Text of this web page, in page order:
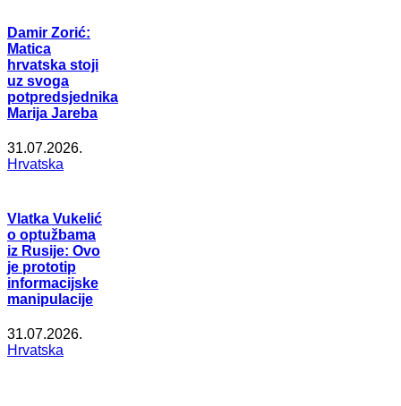
Damir Zorić:
Matica
hrvatska stoji
uz svoga
potpredsjednika
Marija Jareba
31.07.2026.
Hrvatska
Vlatka Vukelić
o optužbama
iz Rusije: Ovo
je prototip
informacijske
manipulacije
31.07.2026.
Hrvatska